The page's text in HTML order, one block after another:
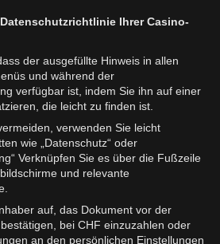
Ihrer Casino-
der ausgefüllte Hinweis in allen
und während der
verfügbar ist, indem Sie ihn auf einer
die leicht zu finden ist.
verwenden Sie leicht
wie „Datenschutz“ oder
Verknüpfen Sie es über die Fußzeile
und relevante
auf, das Dokument vor der
bei CHF einzuzahlen oder
an den persönlichen Einstellungen